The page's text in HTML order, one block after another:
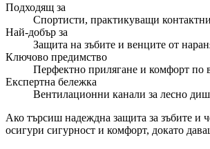
Подходящ за
Спортисти, практикуващи
Най-добър за
Защита на зъбите и венците от
Ключово предимство
Перфектно прилягане и комфорт по
Експертна бележка
Вентилационни канали за лесно
Ако търсиш надеждна защита за зъбите и
осигури сигурност и комфорт, докато